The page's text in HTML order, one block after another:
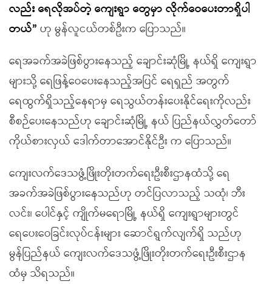
လည်း ရေလိုအပ်တဲ့ ကျေးရွာ တွေမှာ လိုက်ဝေပေးတာရှိပါ
တယ်” ဟု မွန်လူငယ်တစ်ဦးက ပြောသည်။
ရေအခက်အခဲဖြစ်ပွားနေသည့် ချောင်းဆုံမြို့ နယ်ရှိ ကျေးရွာ
များသို့ ရေဖြန့်ဝေပေးနေသည့်အပြင် ရေရှည် အတွက်
ရေထွက်ရှိသည့်နေရာမှ ရေသွယ်တန်းပေးနိုင်ရေးကိုလည်း
စီစဉ်ပေးနေသည်ဟု ချောင်းဆုံမြို့ နယ် ပြည်နယ်လွှတ်တော်
ကိုယ်စားလှယ် ဒေါက်တာအောင်နိုင်ဦး က ပြောသည်။
ကျေးလက်ဒေသဖွံ့ဖြိုးတိုးတက်ရေးဦးစီးဌာနထံသို့ ရေ
အခက်အခဲဖြစ်ပွားနေသည်ဟု တင်ပြလာသည့် သထုံ၊ ဘီး
လင်း၊ ပေါင်နှင့် ကျိုက်မရောမြို့ နယ်ရှိ ကျေးရွာများတွင်
ရေပေးဝေခြင်းလုပ်ငန်းများ ဆောင်ရွက်လျက်ရှိ သည်ဟု
မွန်ပြည်နယ် ကျေးလက်ဒေသဖွံ့ဖြိုးတိုးတက်ရေးဦးစီးဌာန
ထံမှ သိရသည်။